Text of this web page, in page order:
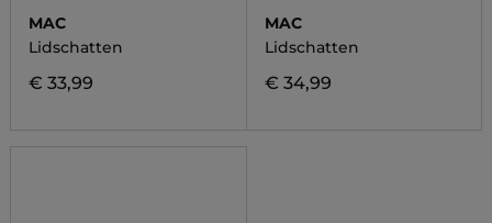
MAC
Lidschatten
€ 33,99
MAC
Lidschatten
€ 34,99